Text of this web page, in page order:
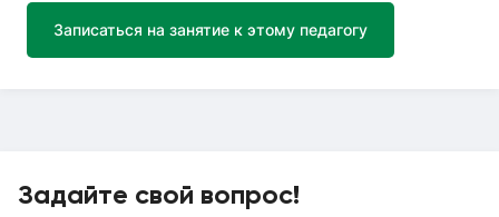
Записаться на занятие к этому педагогу
Задайте свой вопрос!